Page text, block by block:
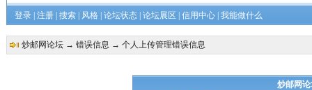
登录| 注册| 搜索| 风格| 论坛状态| 论坛展区 信用中心| 我能做什么
炒邮网论坛→ 错误信息 → 个人上传管理错误信息
炒邮网